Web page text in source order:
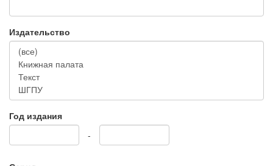
Издательство
Год издания
-